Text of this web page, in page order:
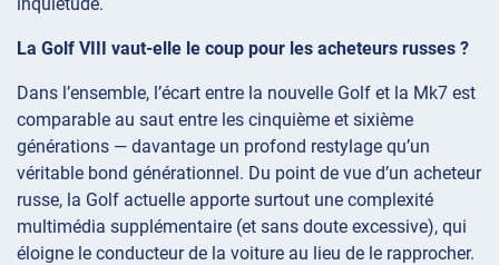
La Golf VIII vaut-elle le coup pour les acheteurs russes ?
Dans l’ensemble, l’écart entre la nouvelle Golf et la Mk7 est
comparable au saut entre les cinquième et sixième
générations — davantage un profond restylage qu’un
véritable bond générationnel. Du point de vue d’un acheteur
russe, la Golf actuelle apporte surtout une complexité
multimédia supplémentaire (et sans doute excessive), qui
éloigne le conducteur de la voiture au lieu de le rapprocher.